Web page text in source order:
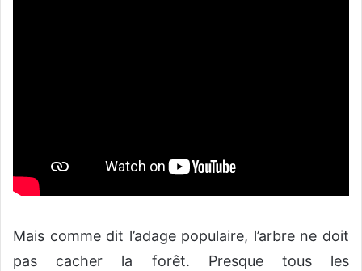
Mais comme dit l’adage populaire, l’arbre ne doit
pas cacher la forêt. Presque tous les